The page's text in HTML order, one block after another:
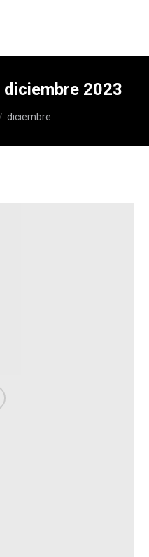
diciembre 2023
diciembre